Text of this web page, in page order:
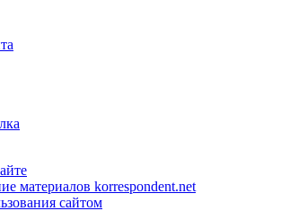
материалов korrespondent.net
сайтом